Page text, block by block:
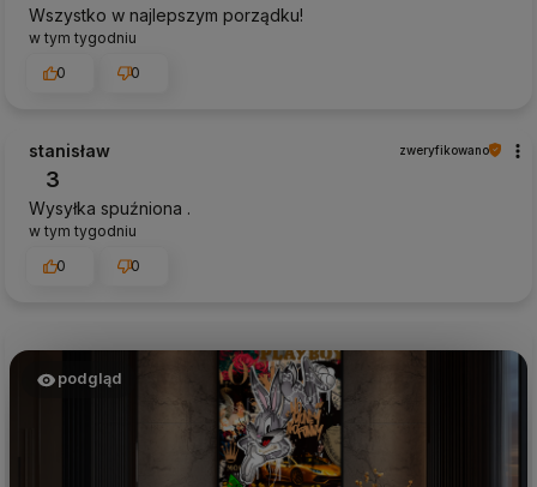
Wszystko w najlepszym porządku!
w tym tygodniu
0
0
stanisław zweryfikowano
3
Wysyłka spuźniona .
w tym tygodniu
0
0
podgląd